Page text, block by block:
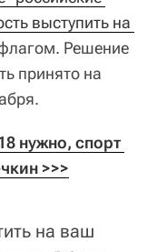
выступить на
Решение
принято на
нужно, спорт
>>>
на ваш